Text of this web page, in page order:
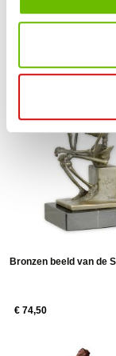
Bronzen beeld van de
€ 74,50